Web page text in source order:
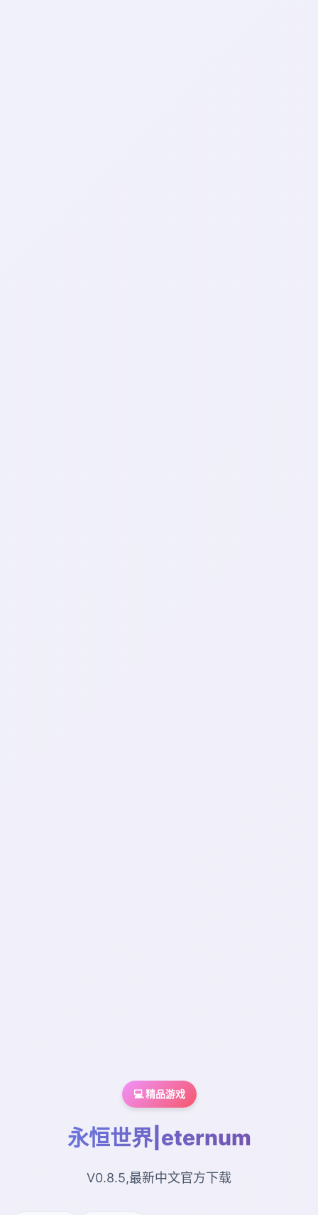
💻 精品游戏
永恒世界|eternum
V0.8.5,最新中文官方下载